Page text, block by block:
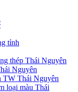
tỉnh
thép Thái Nguyên
Nguyên
TW Thái Nguyên
loại màu Thái